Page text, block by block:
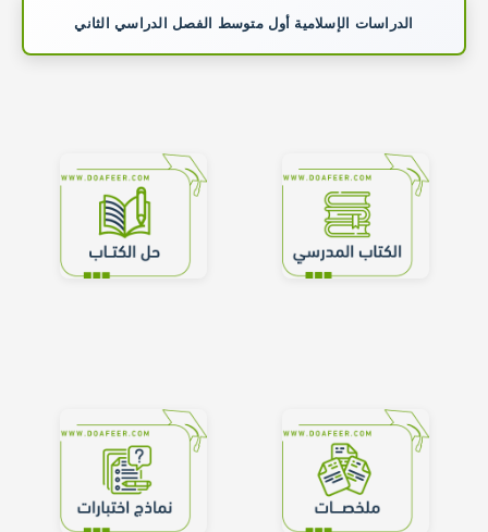
الدراسات الإسلامية أول متوسط الفصل الدراسي الثاني